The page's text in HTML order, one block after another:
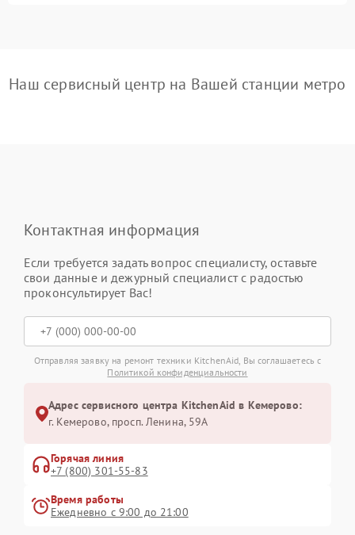
Наш сервисный центр на Вашей станции метро
Контактная информация
Если требуется задать вопрос специалисту, оставьте
свои данные и дежурный специалист с радостью
проконсультирует Вас!
Отправляя заявку на ремонт техники KitchenAid, Вы соглашаетесь с
Политикой конфиденциальности
Адрес сервисного центра KitchenAid в Кемерово:
г. Кемерово, просп. Ленина, 59А
Горячая линия
+7 (800) 301-55-83
Время работы
Ежедневно с 9:00 до 21:00